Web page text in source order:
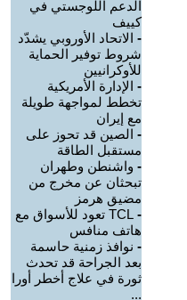
الدعم اللوجستي في
كييف
- الاتحاد الأوروبي يشدّد
شروط توفير الحماية
للأوكرانيين
- الإدارة الأمريكية
تخطط لمواجهة طويلة
مع إيران
- الصين قد تحوز على
مستقبل الطاقة
- واشنطن وطهران
تبحثان عن مخرج من
مضيق هرمز
-
TCL تعود للأسواق مع
هاتف منافس
- نوافذ زمنية حاسمة
بعد الجراحة قد تحدث
ثورة في علاج أخطر أورا
...